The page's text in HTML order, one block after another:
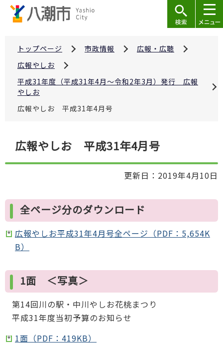
トップページ 市政情報
広報・広聴
広報やしお
平成31年度（平成31年4月～令和2年3月）発行 広報
やしお
広報やしお 平成31年4月号
こ
ら
広報やしお 平成31年4月号
更新日：2019年4月10日
全ページ分のダウンロード
広報やしお平成31年4月号全ページ（PDF：5,654K
B）
1面 ＜写真＞
第14回川の駅・中川やしお花桃まつり
平成31年度当初予算のお知らせ
1面（PDF：419KB）